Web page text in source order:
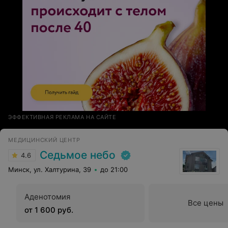
ЭФФЕКТИВНАЯ РЕКЛАМА НА САЙТЕ
МЕДИЦИНСКИЙ ЦЕНТР
4.6 Седьмое небо
Минск, ул. Халтурина, 39 до 21:00
Аденотомия
от 1 600 руб.
Все цены